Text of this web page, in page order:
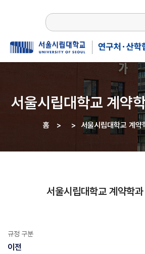
서울시립대학교 계약
경로
홈 > > 서울시립대학교 계약
서울시립대학교 계약학
규정 구분
이전